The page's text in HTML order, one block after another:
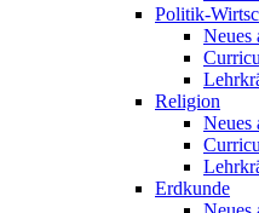
Politik-
Neues
Religion
Neues
Erdkunde